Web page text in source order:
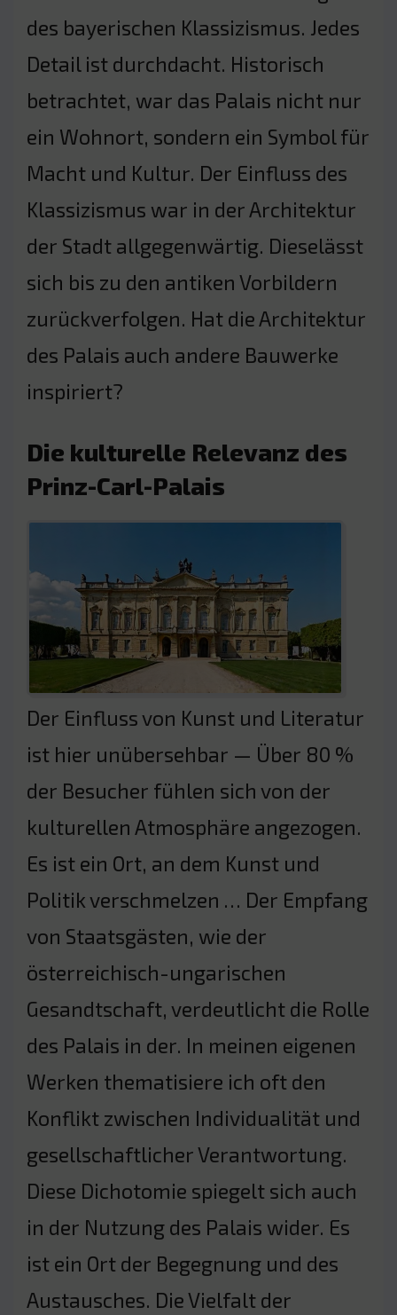
des bayerischen Klassizismus. Jedes
Detail ist durchdacht. Historisch
betrachtet, war das Palais nicht nur
ein Wohnort, sondern ein Symbol für
Macht und Kultur. Der Einfluss des
Klassizismus war in der Architektur
der Stadt allgegenwärtig. Dieselässt
sich bis zu den antiken Vorbildern
zurückverfolgen. Hat die Architektur
des Palais auch andere Bauwerke
inspiriert?
Die kulturelle Relevanz des
Prinz-Carl-Palais
Der Einfluss von Kunst und Literatur
ist hier unübersehbar — Über 80 %
der Besucher fühlen sich von der
kulturellen Atmosphäre angezogen.
Es ist ein Ort, an dem Kunst und
Politik verschmelzen … Der Empfang
von Staatsgästen, wie der
österreichisch-ungarischen
Gesandtschaft, verdeutlicht die Rolle
des Palais in der. In meinen eigenen
Werken thematisiere ich oft den
Konflikt zwischen Individualität und
gesellschaftlicher Verantwortung.
Diese Dichotomie spiegelt sich auch
in der Nutzung des Palais wider. Es
ist ein Ort der Begegnung und des
Austausches. Die Vielfalt der